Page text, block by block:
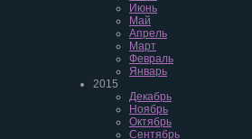
Июнь
Май
Апрель
Март
Февраль
Январь
2015
Декабрь
Ноябрь
Октябрь
Сентябрь